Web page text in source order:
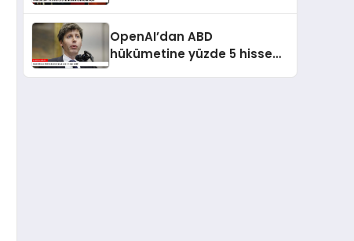
OpenAI’dan ABD
hükümetine yüzde 5 hisse